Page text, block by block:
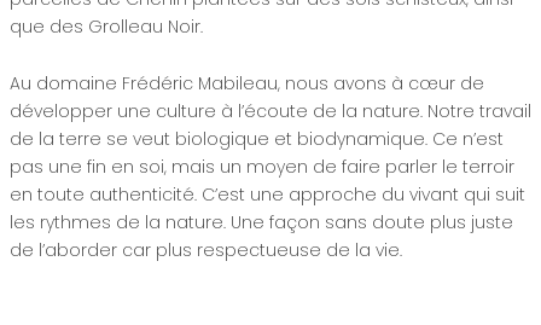
que des Grolleau Noir.
Au domaine Frédéric Mabileau, nous avons à cœur de
développer une culture à l’écoute de la nature. Notre travail
de la terre se veut biologique et biodynamique. Ce n’est
pas une fin en soi, mais un moyen de faire parler le terroir
en toute authenticité. C’est une approche du vivant qui suit
les rythmes de la nature. Une façon sans doute plus juste
de l’aborder car plus respectueuse de la vie.